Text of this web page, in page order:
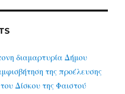
διαμαρτυρία Δήμου
της προέλευσης
Δίσκου της Φαιστού